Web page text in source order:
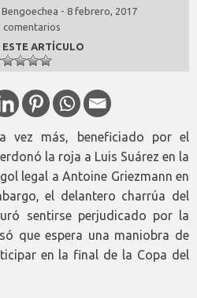
Bengoechea - 8 febrero, 2017
comentarios
ARTÍCULO
vez más, beneficiado por el
la roja a Luis Suárez en la
legal a Antoine Griezmann en
el delantero charrúa del
sentirse perjudicado por la
que espera una maniobra de
en la final de la Copa del